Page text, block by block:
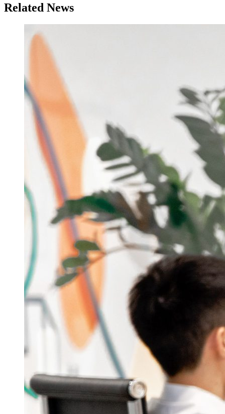
Related News